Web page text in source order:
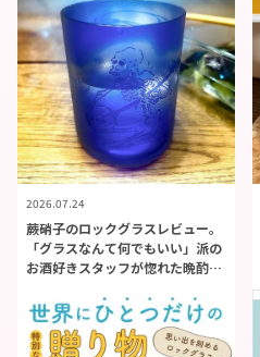
2026.07.24
蕨硝子のロックグラスレビュー。
「グラスなんて何でもいい」派の
お酒好きスタッフが惚れた晩酌の